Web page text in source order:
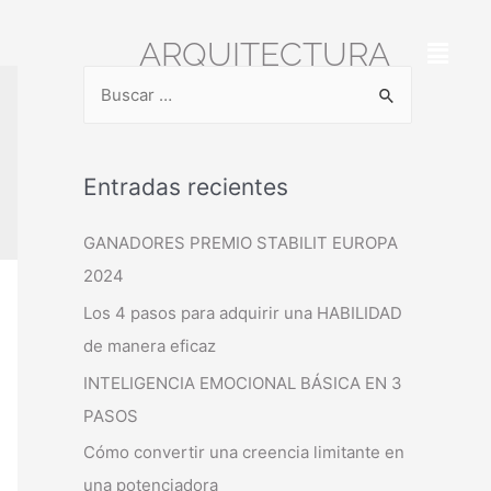
ARQUITECTURA
Entradas recientes
GANADORES PREMIO STABILIT EUROPA
2024
Los 4 pasos para adquirir una HABILIDAD
de manera eficaz
INTELIGENCIA EMOCIONAL BÁSICA EN 3
PASOS
Cómo convertir una creencia limitante en
una potenciadora